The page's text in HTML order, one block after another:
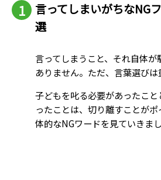
言ってしまいがちなNG
選
言ってしまうこと、それ自体
ありません。ただ、言葉選びは
子どもを叱る必要があったこ
ったことは、切り離すことが
体的なNGワードを見ていきまし